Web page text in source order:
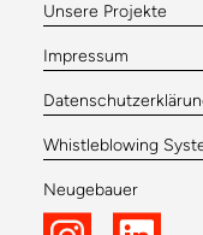
Unsere Projekte
Impressum
Whistleblowing
Neugebauer